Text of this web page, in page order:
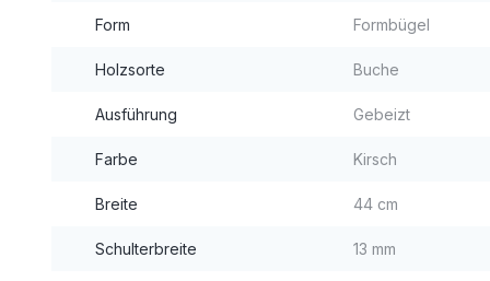
Form Formbügel
Holzsorte Buche
Ausführung Gebeizt
Farbe Kirsch
Breite 44 cm
Schulterbreite 13 mm